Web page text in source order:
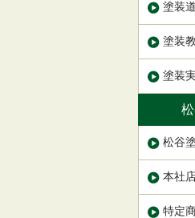
塗装
塗装
塗装
松谷
本社
特定